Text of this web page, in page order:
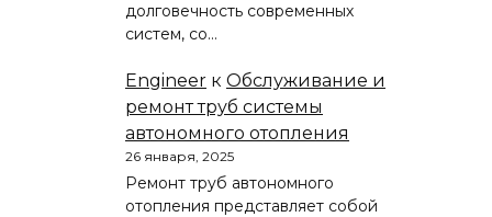
долговечность современных
систем, со…
Engineer к Обслуживание и
ремонт труб системы
автономного отопления
26 января, 2025
Ремонт труб автономного
отопления представляет собой